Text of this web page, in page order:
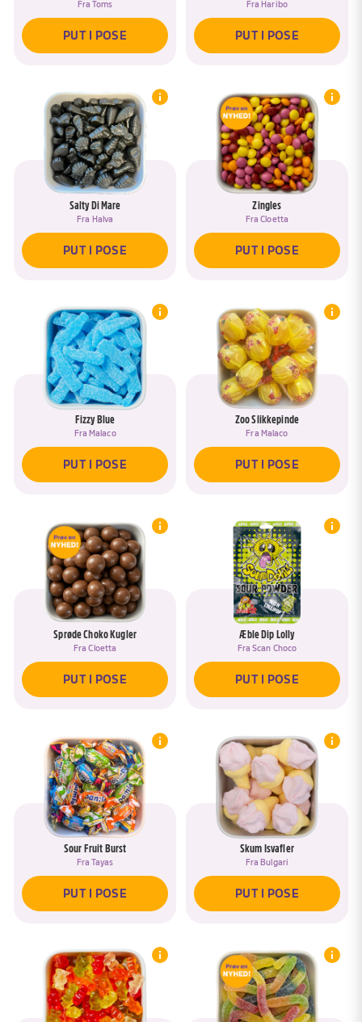
Fra Toms
PUT I POSE
Fra Haribo
PUT I POSE
Salty Di Mare
Fra Halva
PUT I POSE
Zingles
FraCloetta
PUT I POSE
Fizzy Blue
Fra Malaco
PUT I POSE
Zoo Slikkepinde
Fra Malaco
PUT I POSE
Sprøde Choko Kugler
FraCloetta
PUT I POSE
Æble Dip Lolly
FraScan Choco
PUT I POSE
Sour Fruit Burst
Fra Tayas
PUT I POSE
Skum Isvafler
Fra Bulgari
PUT I POSE